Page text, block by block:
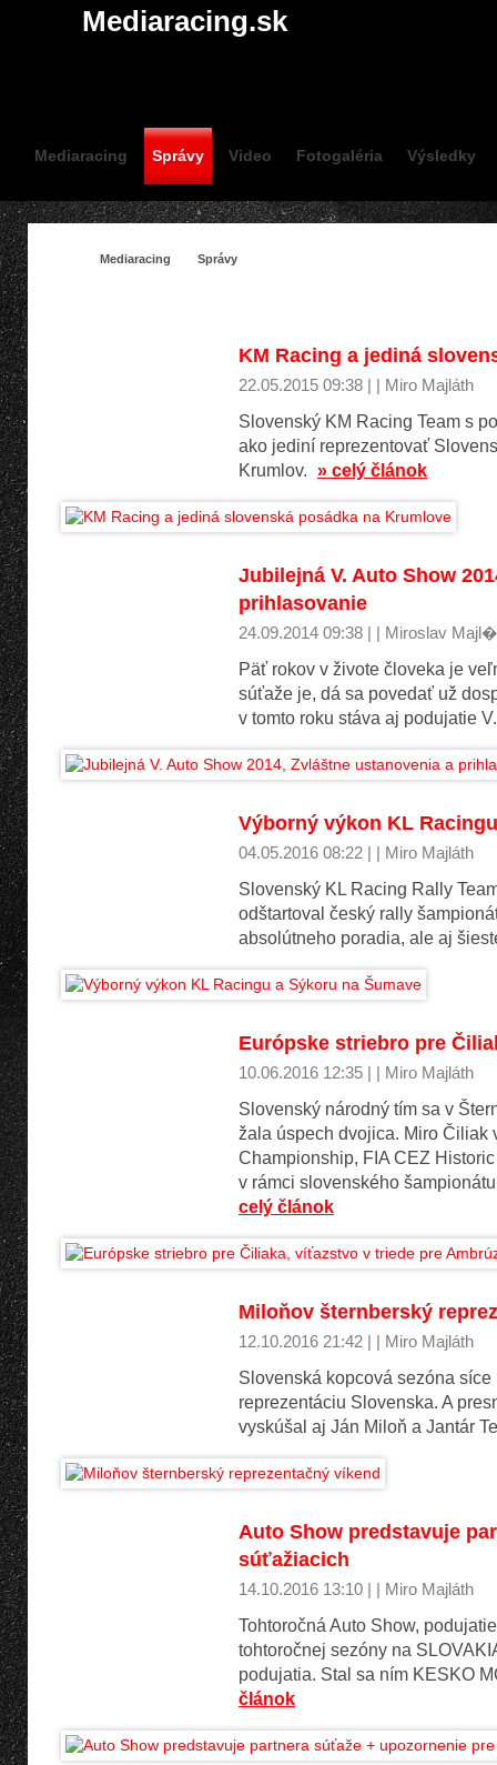
Mediaracing.sk
Mediaracing Správy Video Fotogaléria Výsledky
Mediaracing Správy
KM Racing a jediná
22.05.2015 09:38 | | Miro Majláth
Slovenský KM Racing Team s
ako jediní reprezentovať
Krumlov. » celý článok
Jubilejná V. Auto Show
prihlasovanie
24.09.2014 09:38 | | Miroslav
Päť rokov v živote človeka je
súťaže je, dá sa povedať už
v tomto roku stáva aj podujatie
Výborný výkon KL
04.05.2016 08:22 | | Miro Majláth
Slovenský KL Racing Rally
odštartoval český rally
absolútneho poradia, ale aj
Európske striebro pre
10.06.2016 12:35 | | Miro Majláth
Slovenský národný tím sa v
žala úspech dvojica. Miro Čiliak
Championship, FIA CEZ
v rámci slovenského
celý článok
Miloňov šternberský
12.10.2016 21:42 | | Miro Majláth
Slovenská kopcová sezóna
reprezentáciu Slovenska. A
vyskúšal aj Ján Miloň a Jantár
Auto Show predstavuje
súťažiacich
14.10.2016 13:10 | | Miro Majláth
Tohtoročná Auto Show,
tohtoročnej sezóny na
podujatia. Stal sa ním KESKO
článok